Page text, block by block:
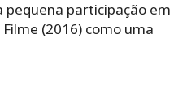
pequena participação em
(2016) como uma